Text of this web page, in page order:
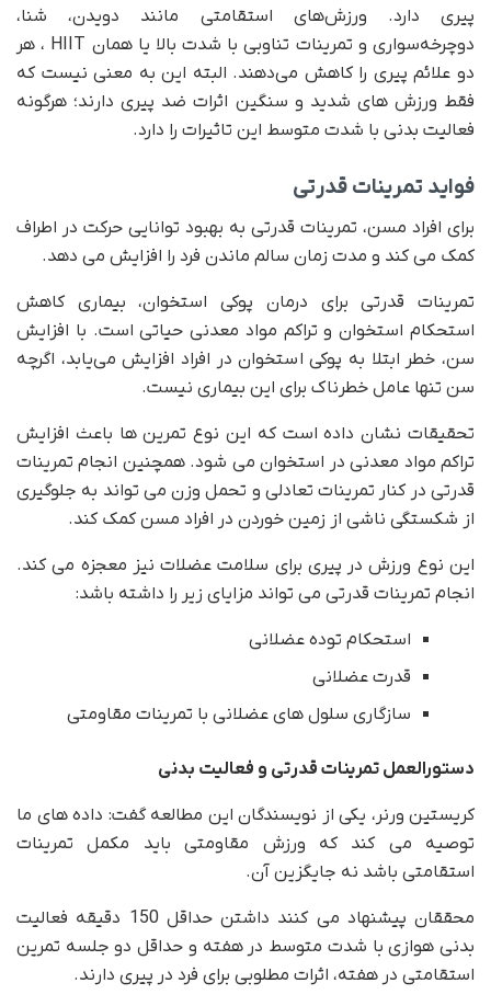
پیری دارد. ورزش‌های استقامتی مانند دویدن، شنا،
دوچرخه‌سواری و تمرینات تناوبی با شدت بالا یا همان HIIT ، هر
دو علائم پیری را کاهش می‌دهند. البته این به معنی نیست که
فقط ورزش های شدید و سنگین اثرات ضد پیری دارند؛ هرگونه
فعالیت بدنی با شدت متوسط این تاثیرات را دارد.
فواید تمرینات قدرتی
برای افراد مسن، تمرینات قدرتی به بهبود توانایی حرکت در اطراف
کمک می کند و مدت زمان سالم ماندن فرد را افزایش می دهد.
تمرینات قدرتی برای درمان پوکی استخوان، بیماری کاهش
استحکام استخوان و تراکم مواد معدنی حیاتی است. با افزایش
سن، خطر ابتلا به پوکی استخوان در افراد افزایش می‌یابد، اگرچه
سن تنها عامل خطرناک برای این بیماری نیست.
تحقیقات نشان داده است که این نوع تمرین ها باعث افزایش
تراکم مواد معدنی در استخوان می شود. همچنین انجام تمرینات
قدرتی در کنار تمرینات تعادلی و تحمل وزن می تواند به جلوگیری
از شکستگی ناشی از زمین خوردن در افراد مسن کمک کند.
این نوع ورزش در پیری برای سلامت عضلات نیز معجزه می کند.
انجام تمرینات قدرتی می تواند مزایای زیر را داشته باشد:
استحکام توده عضلانی
قدرت عضلانی
سازگاری سلول های عضلانی با تمرینات مقاومتی
دستورالعمل تمرینات قدرتی و فعالیت بدنی
کریستین ورنر، یکی از نویسندگان این مطالعه گفت: داده های ما
توصیه می کند که ورزش مقاومتی باید مکمل تمرینات
استقامتی باشد نه جایگزین آن.
محققان پیشنهاد می کنند داشتن حداقل 150 دقیقه فعالیت
بدنی هوازی با شدت متوسط ​​در هفته و حداقل دو جلسه تمرین
استقامتی در هفته، اثرات مطلوبی برای فرد در پیری دارند.